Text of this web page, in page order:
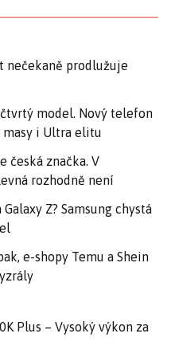
nečekaně prodlužuje
čtvrtý model. Nový telefon
i Ultra elitu
česká značka. V
rozhodně není
Z? Samsung chystá
e-shopy Temu a Shein
Plus – Vysoký výkon za